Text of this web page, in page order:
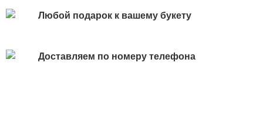
Любой подарок к вашему букету
Доставляем по номеру телефона